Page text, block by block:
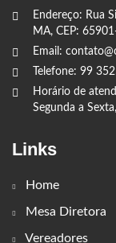
Endereço: Rua
MA, CEP:
Email:
Telefone: 99
Horário de
Segunda a
Links
Home
Mesa Diretora
Vereadores